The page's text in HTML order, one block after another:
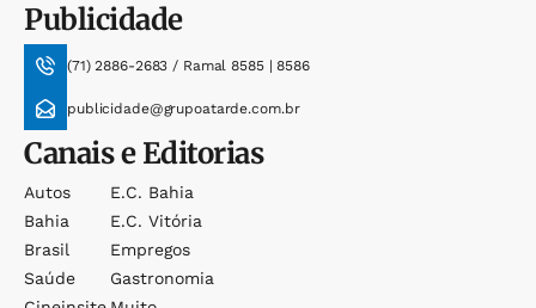
Publicidade
(71) 2886-2683 / Ramal 8585 | 8586
publicidade@grupoatarde.com.br
Canais e Editorias
Autos
Bahia
Brasil
Saúde
E.c. Bahia
E.c. Vitória
Empregos
Gastronomia